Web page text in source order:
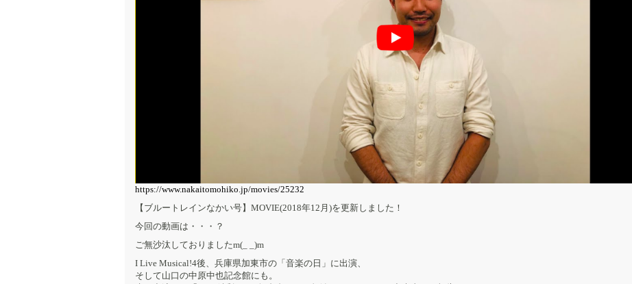
https://www.nakaitomohiko.jp/movies/25232
【ブルートレインなかい号】MOVIE(2018年12月)を更新しました！
今回の動画は・・・？
ご無沙汰しておりましたm(_ _)m
I Live Musical!4後、兵庫県加東市の「音楽の日」に出演、
そして山口の中原中也記念館にも。